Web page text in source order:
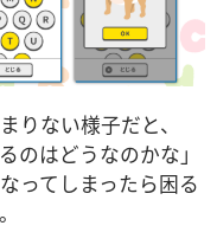
りない様子だと、
のはどうなのかな」
ってしまったら困る